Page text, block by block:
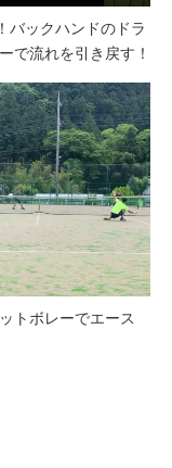
バックハンドのドラ
で流れを引き戻す！
トボレーでエース